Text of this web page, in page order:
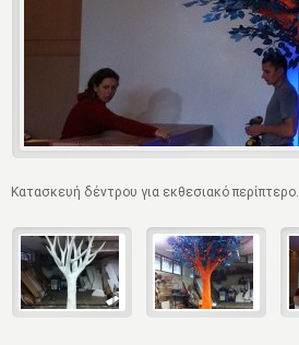
Κατασκευή δέντρου για εκθεσιακό περίπτερο.